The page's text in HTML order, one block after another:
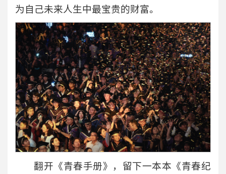
为自己未来人生中最宝贵的财富。
翻开《青春手册》，留下一本本《青春纪